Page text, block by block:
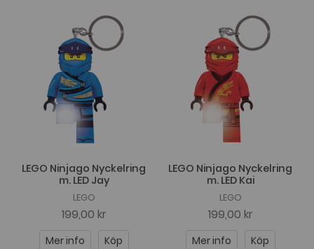
LEGO Ninjago Nyckelring
m. LED Jay
LEGO
199,00 kr
Mer info Köp
LEGO Ninjago Nyckelring
m. LED Kai
LEGO
199,00 kr
Mer info Köp